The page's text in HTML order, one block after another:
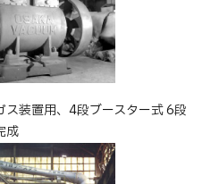
ス装置用、4段ブースター式 6段
成